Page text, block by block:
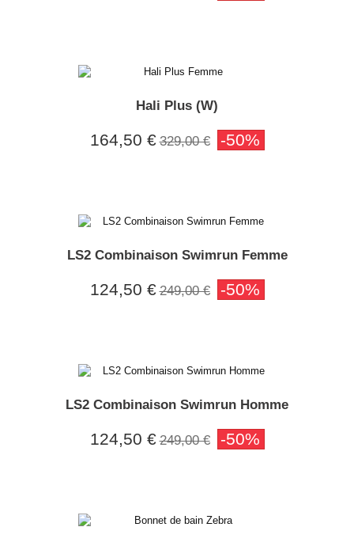
Hali Plus (W)
164,50 € 329,00 € -50%
LS2 Combinaison Swimrun Femme
124,50 € 249,00 € -50%
LS2 Combinaison Swimrun Homme
124,50 € 249,00 € -50%